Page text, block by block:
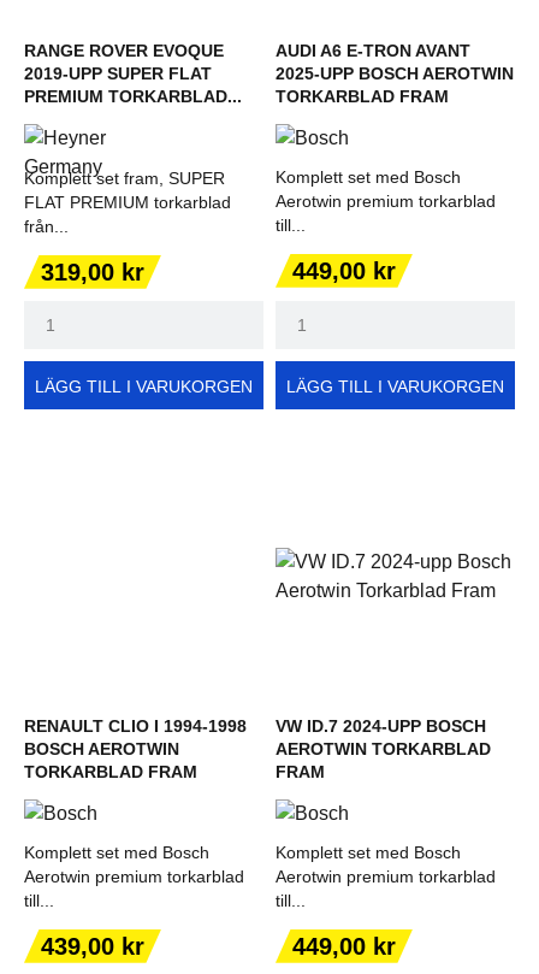
RANGE ROVER EVOQUE
2019-UPP SUPER FLAT
PREMIUM TORKARBLAD...
Komplett set fram, SUPER
FLAT PREMIUM torkarblad
från...
Pris
319,00 kr
LÄGG TILL I VARUKORGEN
AUDI A6 E-TRON AVANT
2025-UPP BOSCH AEROTWIN
TORKARBLAD FRAM
Komplett set med Bosch
Aerotwin premium torkarblad
till...
Pris
449,00 kr
LÄGG TILL I VARUKORGEN
RENAULT CLIO I 1994-1998
BOSCH AEROTWIN
TORKARBLAD FRAM
Komplett set med Bosch
Aerotwin premium torkarblad
till...
Pris
439,00 kr
VW ID.7 2024-UPP BOSCH
AEROTWIN TORKARBLAD
FRAM
Komplett set med Bosch
Aerotwin premium torkarblad
till...
Pris
449,00 kr